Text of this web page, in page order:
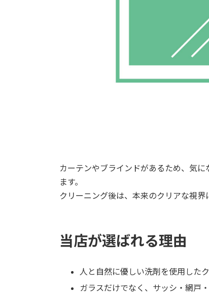
カーテンやブラインドがあるため、気
ます。
クリーニング後は、本来のクリアな視界
当店が選ばれる理由
人と自然に優しい洗剤を使用した
ガラスだけでなく、サッシ・網戸